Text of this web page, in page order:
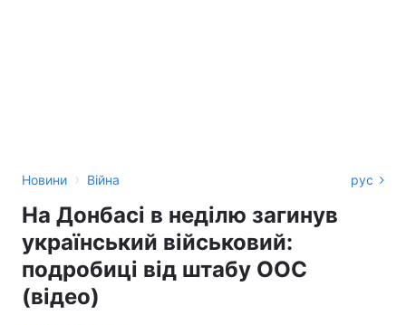
Новини › Війна рус
На Донбасі в неділю загинув
український військовий:
подробиці від штабу ООС
(відео)